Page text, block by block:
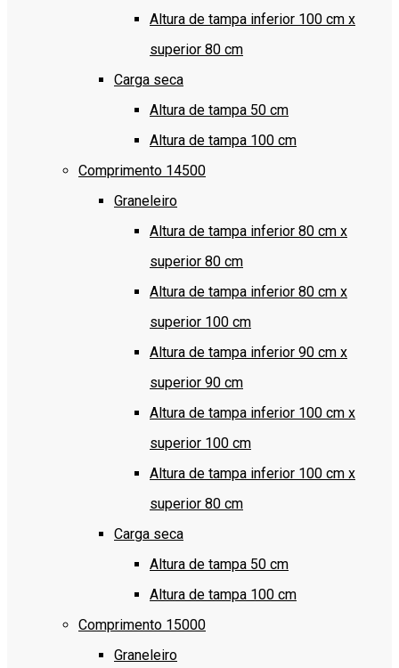
Altura de tampa inferior 100 cm x
superior 80 cm
Carga seca
Altura de tampa 50 cm
Altura de tampa 100 cm
Comprimento 14500
Graneleiro
Altura de tampa inferior 80 cm x
superior 80 cm
Altura de tampa inferior 80 cm x
superior 100 cm
Altura de tampa inferior 90 cm x
superior 90 cm
Altura de tampa inferior 100 cm x
superior 100 cm
Altura de tampa inferior 100 cm x
superior 80 cm
Carga seca
Altura de tampa 50 cm
Altura de tampa 100 cm
Comprimento 15000
Graneleiro